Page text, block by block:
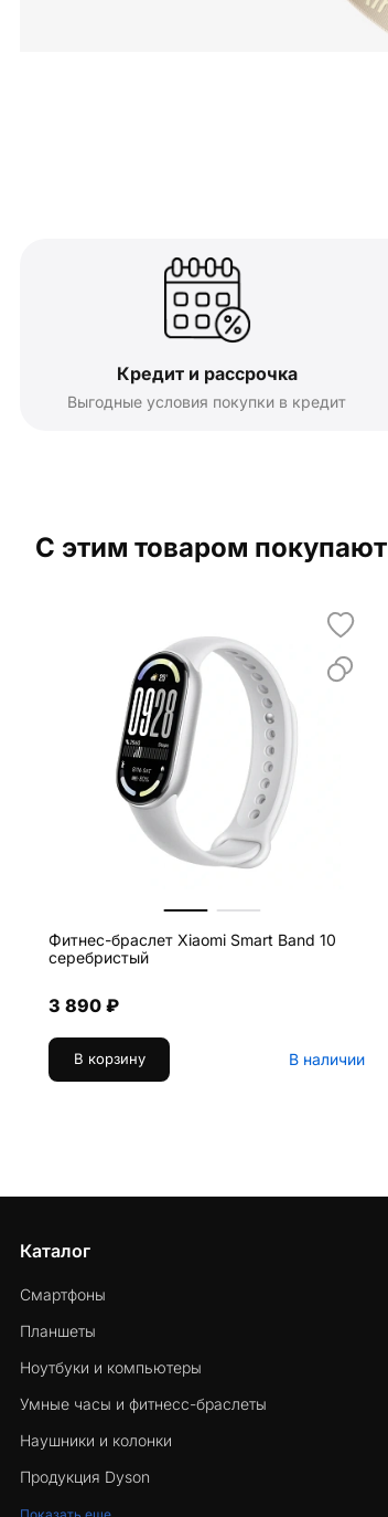
Кредит и рассрочка
Выгодные условия покупки в кредит
С этим товаром покупают
Фитнес-браслет Xiaomi Smart Band 10
серебристый
3 890 ₽
В корзину В наличии
Каталог
Смартфоны
Планшеты
Ноутбуки и компьютеры
Умные часы и фитнесс-браслеты
Наушники и колонки
Продукция Dyson